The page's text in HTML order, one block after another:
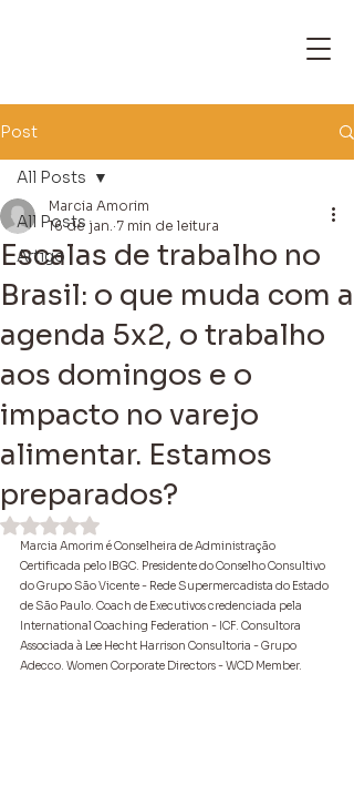
Post
All Posts
Artigo
All Posts
Escalas de trabalho no
Brasil: o que muda com a
agenda 5x2, o trabalho
aos domingos e o
impacto no varejo
alimentar. Estamos
preparados?
Marcia Amorim
16 de jan. 7 min de leitura
Avaliado com NaN de 5 estrelas.
Marcia Amorim é Conselheira de Administração
Certificada pelo IBGC. Presidente do Conselho Consultivo
do Grupo São Vicente - Rede Supermercadista do Estado
de São Paulo. Coach de Executivos credenciada pela
International Coaching Federation - ICF. Consultora
Associada à Lee Hecht Harrison Consultoria - Grupo
Adecco. Women Corporate Directors - WCD Member.